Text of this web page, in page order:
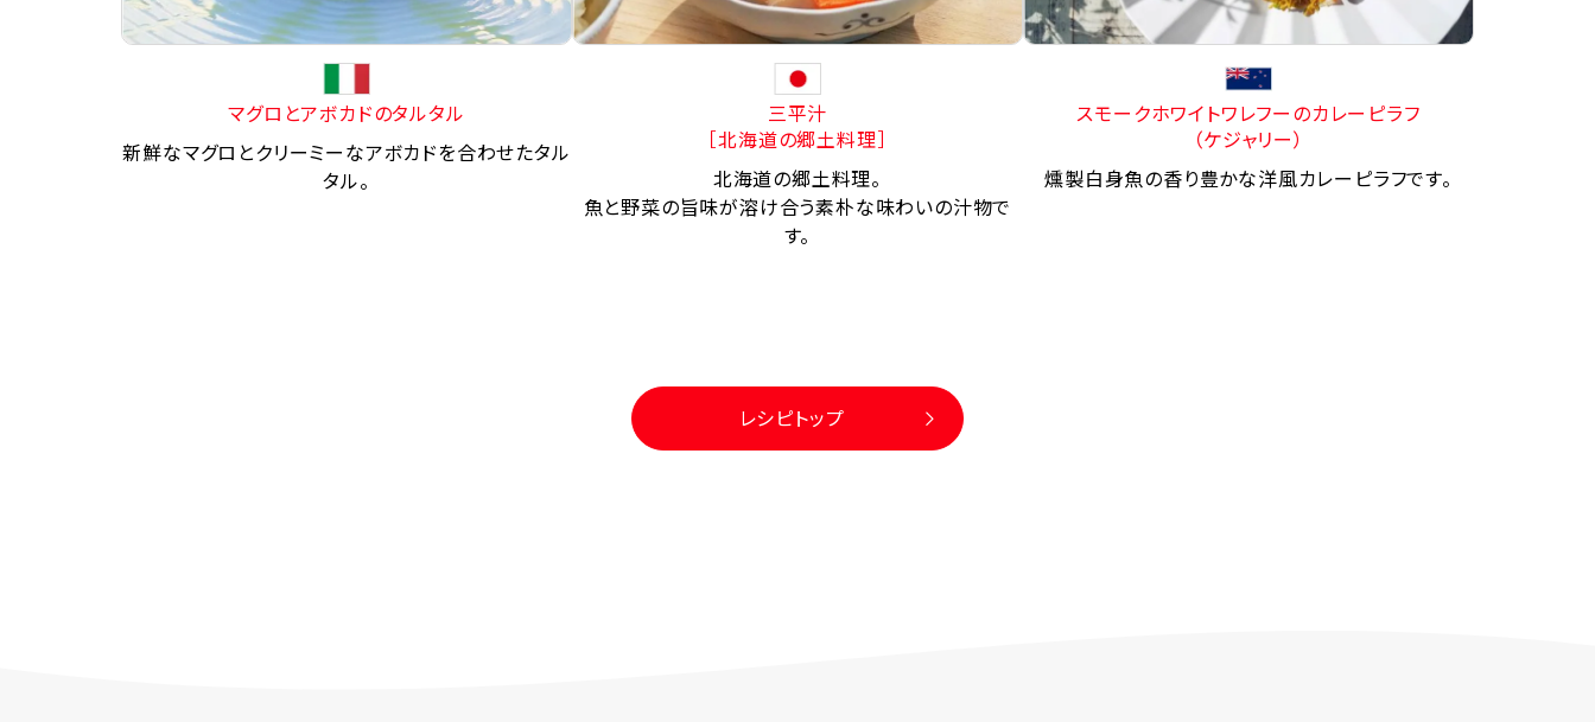
マグロとアボカドのタルタル
新鮮なマグロとクリーミーなアボカドを合わせたタル
タル。
三平汁
［北海道の郷土料理］
北海道の郷土料理。
魚と野菜の旨味が溶け合う素朴な味わいの汁物で
す。
スモークホワイトワレフーのカレーピラフ
（ケジャリー）
燻製白身魚の香り豊かな洋風カレーピラフです。
レシピトップ